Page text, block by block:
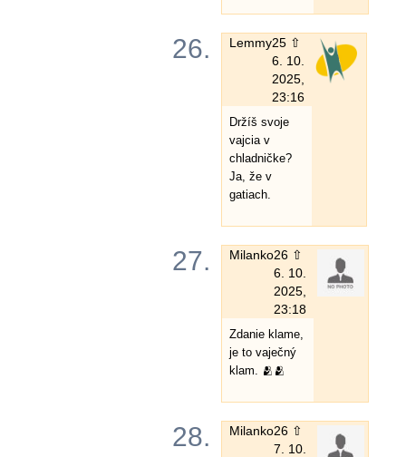
26. Lemmy25 ⇧
6. 10.
2025,
23:16
Držíš svoje
vajcia v
chladničke?
Ja, že v
gatiach.
27. Milanko26 ⇧
6. 10.
2025,
23:18
Zdanie klame,
je to vaječný
klam. 🫂🫂
28. Milanko26 ⇧
7. 10.